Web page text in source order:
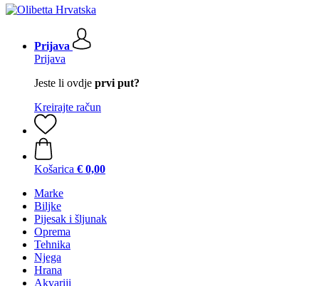
Prijava
Prijava
Jeste li ovdje prvi put?
Kreirajte račun
Košarica € 0,00
Marke
Biljke
Pijesak i šljunak
Oprema
Tehnika
Njega
Hrana
Akvariji